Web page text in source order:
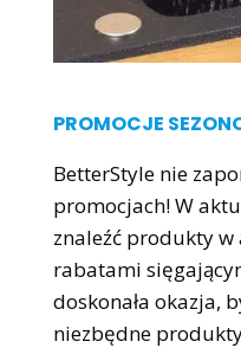
PROMOCJE
BetterStyle nie
promocjach! W
znaleźć produkty w
rabatami
doskonała okazja,
niezbędne